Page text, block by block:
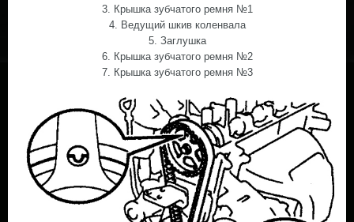
3. Крышка зубчатого ремня №1
4. Ведущий шкив коленвала
5. Заглушка
6. Крышка зубчатого ремня №2
7. Крышка зубчатого ремня №3